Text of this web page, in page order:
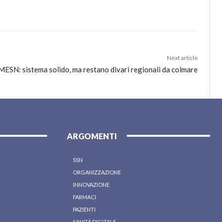
Next article
sistema solido, ma restano divari regionali da colmare
ARGOMENTI
SSN
ORGANIZZAZIONE
INNOVAZIONE
FARMACI
PAZIENTI